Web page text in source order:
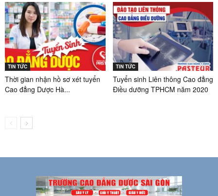
TIN TỨC
Thời gian nhận hồ sơ xét tuyển
Cao đẳng Dược Hà...
TIN TỨC
Tuyển sinh Liên thông Cao đẳng
Điều dưỡng TPHCM năm 2020